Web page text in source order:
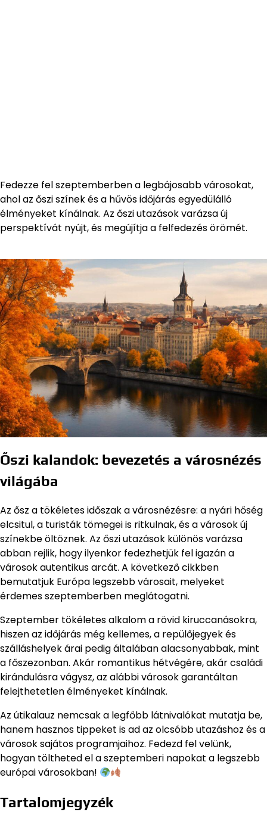
Fedezze fel szeptemberben a legbájosabb városokat,
ahol az őszi színek és a hűvös időjárás egyedülálló
élményeket kínálnak. Az őszi utazások varázsa új
perspektívát nyújt, és megújítja a felfedezés örömét.
Őszi kalandok: bevezetés a városnézés
világába
Az ősz a tökéletes időszak a városnézésre: a nyári hőség
elcsitul, a turisták tömegei is ritkulnak, és a városok új
színekbe öltöznek. Az őszi utazások különös varázsa
abban rejlik, hogy ilyenkor fedezhetjük fel igazán a
városok autentikus arcát. A következő cikkben
bemutatjuk Európa legszebb városait, melyeket
érdemes szeptemberben meglátogatni.
Szeptember tökéletes alkalom a rövid kiruccanásokra,
hiszen az időjárás még kellemes, a repülőjegyek és
szálláshelyek árai pedig általában alacsonyabbak, mint
a főszezonban. Akár romantikus hétvégére, akár családi
kirándulásra vágysz, az alábbi városok garantáltan
felejthetetlen élményeket kínálnak.
Az útikalauz nemcsak a legfőbb látnivalókat mutatja be,
hanem hasznos tippeket is ad az olcsóbb utazáshoz és a
városok sajátos programjaihoz. Fedezd fel velünk,
hogyan töltheted el a szeptemberi napokat a legszebb
európai városokban!
Tartalomjegyzék